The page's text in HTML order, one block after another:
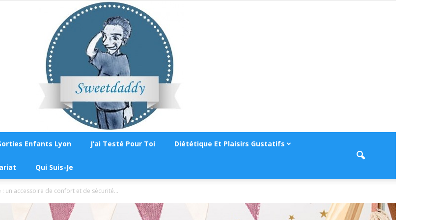
Enfants Lyon J’ai Testé Pour Toi Diététique Et Plaisirs Gustatifs
Qui Suis-Je
un accessoire de confort et de sécurité...